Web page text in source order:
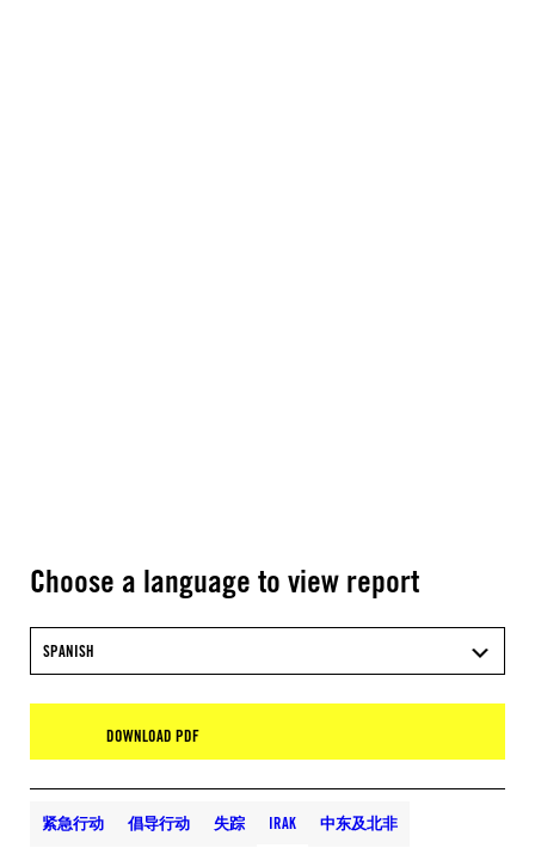
Choose a language to view report
SPANISH
DOWNLOAD PDF
紧急行动 倡导行动 失踪 IRAK 中东及北非